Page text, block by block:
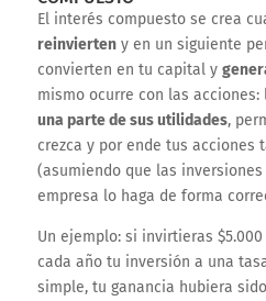
El interés compuesto se crea
reinvierteny en un siguiente
convierten en tu capital y
mismo ocurre con las acciones:
una parte de sus utilidades,
crezca y por ende tus acciones
(asumiendo que las
empresa lo haga de forma
Un ejemplo: si invirtieras
cada año tu inversión a una
simple, tu ganancia hubiera